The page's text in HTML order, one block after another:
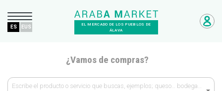
EL MERCADO DE LOS PUEBLOS DE
ÁLAVA
ES EUS
¿Vamos de compras?
Escribe el producto o servicio que buscas, ejemplos; queso… bodega…